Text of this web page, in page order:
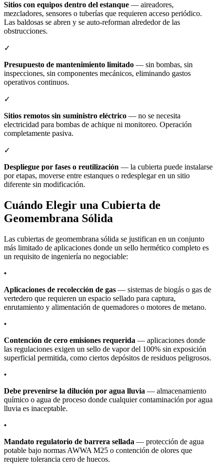
Sitios con equipos dentro del estanque — aireadores,
mezcladores, sensores o tuberías que requieren acceso periódico.
Las baldosas se abren y se auto-reforman alrededor de las
obstrucciones.
✓
Presupuesto de mantenimiento limitado — sin bombas, sin
inspecciones, sin componentes mecánicos, eliminando gastos
operativos continuos.
✓
Sitios remotos sin suministro eléctrico — no se necesita
electricidad para bombas de achique ni monitoreo. Operación
completamente pasiva.
✓
Despliegue por fases o reutilización — la cubierta puede instalarse
por etapas, moverse entre estanques o redesplegar en un sitio
diferente sin modificación.
Cuándo Elegir una Cubierta de
Geomembrana Sólida
Las cubiertas de geomembrana sólida se justifican en un conjunto
más limitado de aplicaciones donde un sello hermético completo es
un requisito de ingeniería no negociable:
•
Aplicaciones de recolección de gas — sistemas de biogás o gas de
vertedero que requieren un espacio sellado para captura,
enrutamiento y alimentación de quemadores o motores de metano.
•
Contención de cero emisiones requerida — aplicaciones donde
las regulaciones exigen un sello de vapor del 100% sin exposición
superficial permitida, como ciertos depósitos de residuos peligrosos.
•
Debe prevenirse la dilución por agua lluvia — almacenamiento
químico o agua de proceso donde cualquier contaminación por agua
lluvia es inaceptable.
•
Mandato regulatorio de barrera sellada — protección de agua
potable bajo normas AWWA M25 o contención de olores que
requiere tolerancia cero de huecos.